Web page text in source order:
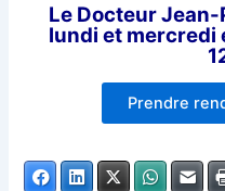
Le Docteur Jean-
lundi et mercredi
Prendre
FacebookLinkedIn WhatsApp
E-